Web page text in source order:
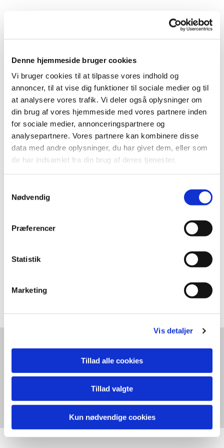
Denne hjemmeside bruger cookies
Vi bruger cookies til at tilpasse vores indhold og
annoncer, til at vise dig funktioner til sociale medier og til
at analysere vores trafik. Vi deler også oplysninger om
din brug af vores hjemmeside med vores partnere inden
for sociale medier, annonceringspartnere og
analysepartnere. Vores partnere kan kombinere disse
data med andre oplysninger, du har givet dem, eller som
de har indsamlet fra din brug af deres tjenester.
Nødvendig
Præferencer
Statistik
Marketing
Vis detaljer
Tillad alle cookies
Tillad valgte
Kun nødvendige cookies
Tlf: +45 60213359 / Email: art@trinepanum.dk/ CVR 25386779